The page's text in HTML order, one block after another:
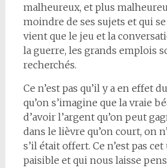
malheureux, et plus
moindre de ses sujets et qui
vient que le jeu et la
la guerre, les grands emplois
recherchés.
Ce n’est pas qu’il y a en effet
qu’on s’imagine que la vraie
d’avoir l’argent qu’on peut
dans le lièvre qu’on court, on
s’il était offert. Ce n’est pas
paisible et qui nous laisse